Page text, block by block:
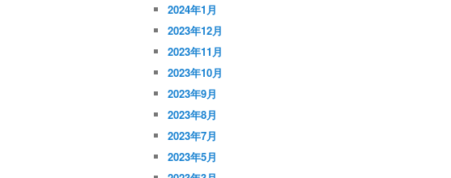
2024年1月
2023年12月
2023年11月
2023年10月
2023年9月
2023年8月
2023年7月
2023年5月